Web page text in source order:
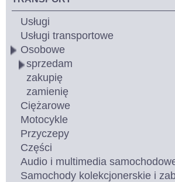
Usługi
Usługi transportowe
Osobowe
sprzedam
zakupię
zamienię
Ciężarowe
Motocykle
Przyczepy
Części
Audio i multimedia
Samochody kolekcjonerskie i